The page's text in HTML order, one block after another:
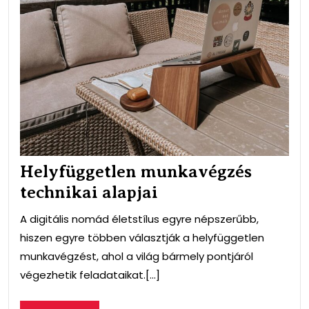
Helyfüggetlen munkavégzés
technikai alapjai
A digitális nomád életstílus egyre népszerűbb,
hiszen egyre többen választják a helyfüggetlen
munkavégzést, ahol a világ bármely pontjáról
végezhetik feladataikat.[...]